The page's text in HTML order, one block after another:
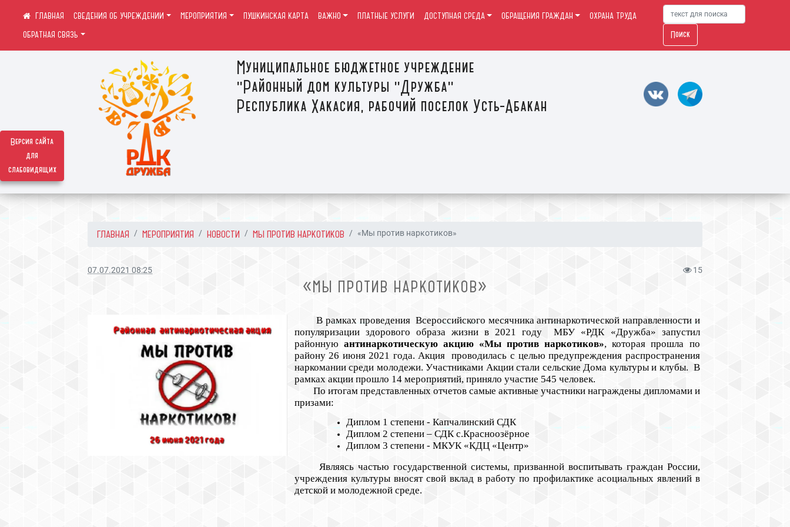
Версия сайта
для
слабовидящих
Муниципальное бюджетное учреждение
"Районный дом культуры "Дружба"
Республика Хакасия, рабочий поселок Усть-Абакан
СВЕДЕНИЯ ОБ УЧРЕЖДЕНИИ МЕРОПРИЯТИЯ ПУШКИНСКАЯ КАРТА ВАЖНО ПЛАТНЫЕ УСЛУГИ ДОСТУПНАЯ СРЕДА ОБРАЩЕНИЯ ГРАЖДАН
ОХРАНА ТРУДА
ОБРАТНАЯ СВЯЗЬ
Поиск
ГЛАВНАЯ МЕРОПРИЯТИЯ НОВОСТИ МЫ ПРОТИВ НАРКОТИКОВ «Мы против наркотиков»
07.07.2021 08:25 15
«МЫ ПРОТИВ НАРКОТИКОВ»
В рамках проведения Всероссийского месячника антинаркотической направленности и
популяризации здорового образа жизни в 2021 году МБУ «РДК «Дружба» запустил
районную антинаркотическую акцию «Мы против наркотиков», которая прошла по
району 26 июня 2021 года. Акция проводилась с целью предупреждения распространения
наркомании среди молодежи. Участниками Акции стали сельские Дома культуры и клубы. В
рамках акции прошло 14 мероприятий, приняло участие 545 человек.
По итогам представленных отчетов самые активные участники награждены дипломами и
призами:
Диплом 1 степени - Капчалинский СДК
Диплом 2 степени – СДК с.Красноозёрное
Диплом 3 степени - МКУК «КДЦ «Центр»
Являясь частью государственной системы, призванной воспитывать граждан России,
учреждения культуры вносят свой вклад в работу по профилактике асоциальных явлений в
детской и молодежной среде.